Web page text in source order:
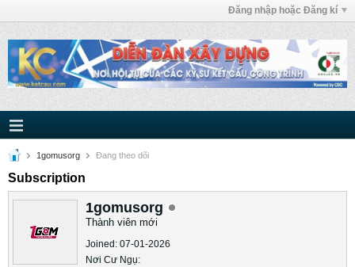
Đăng nhập hoặc Đăng kí
1gomusorg Ðang theo dõi
Subscription
1gomusorg
Thành viên mới
Joined: 07-01-2026
Nơi Cư Ngụ: